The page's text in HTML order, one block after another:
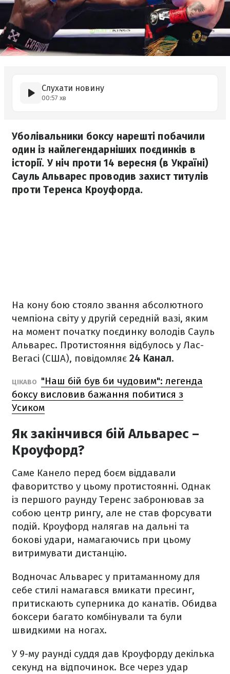
Слухати новину
00:57 хв
Уболівальники боксу нарешті побачили
один із найлегендарніших поєдинків в
історії. У ніч проти 14 вересня (в Україні)
Сауль Альварес проводив захист титулів
проти Теренса Кроуфорда.
На кону бою стояло звання абсолютного
чемпіона світу у другій середній вазі, яким
на момент початку поєдинку володів Сауль
Альварес. Протистояння відбулось у Лас-
Вегасі (США), повідомляє 24 Канал.
ЦІКАВО
"Наш бій був би чудовим": легенда
боксу висловив бажання побитися з
Усиком
Як закінчився бій Альварес –
Кроуфорд?
Саме Канело перед боєм віддавали
фаворитство у цьому протистоянні. Однак
із першого раунду Теренс забронював за
собою центр рингу, але не став форсувати
подій. Кроуфорд налягав на дальні та
бокові удари, намагаючись при цьому
витримувати дистанцію.
Водночас Альварес у притаманному для
себе стилі намагався вмикати пресинг,
притискають суперника до канатів. Обидва
боксери багато комбінували та були
швидкими на ногах.
У 9-му раунді суддя дав Кроуфорду декілька
секунд на відпочинок. Все через удар